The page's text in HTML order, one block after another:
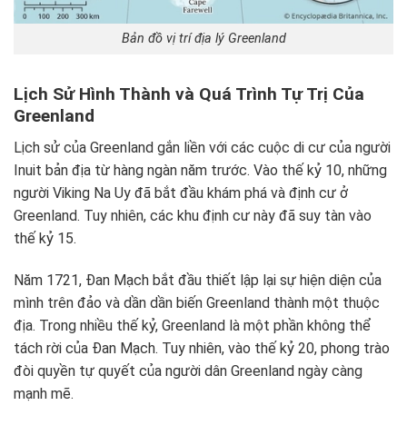
Bản đồ vị trí địa lý Greenland
Lịch Sử Hình Thành và Quá Trình Tự Trị Của
Greenland
Lịch sử của Greenland gắn liền với các cuộc di cư của người
Inuit bản địa từ hàng ngàn năm trước. Vào thế kỷ 10, những
người Viking Na Uy đã bắt đầu khám phá và định cư ở
Greenland. Tuy nhiên, các khu định cư này đã suy tàn vào
thế kỷ 15.
Năm 1721, Đan Mạch bắt đầu thiết lập lại sự hiện diện của
mình trên đảo và dần dần biến Greenland thành một thuộc
địa. Trong nhiều thế kỷ, Greenland là một phần không thể
tách rời của Đan Mạch. Tuy nhiên, vào thế kỷ 20, phong trào
đòi quyền tự quyết của người dân Greenland ngày càng
mạnh mẽ.